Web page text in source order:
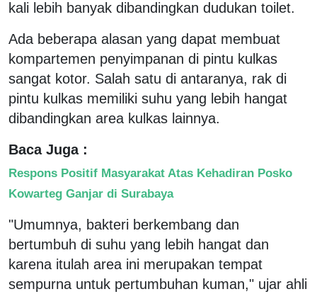
kali lebih banyak dibandingkan dudukan toilet.
Ada beberapa alasan yang dapat membuat
kompartemen penyimpanan di pintu kulkas
sangat kotor. Salah satu di antaranya, rak di
pintu kulkas memiliki suhu yang lebih hangat
dibandingkan area kulkas lainnya.
Baca Juga :
Respons Positif Masyarakat Atas Kehadiran Posko
Kowarteg Ganjar di Surabaya
"Umumnya, bakteri berkembang dan
bertumbuh di suhu yang lebih hangat dan
karena itulah area ini merupakan tempat
sempurna untuk pertumbuhan kuman," ujar ahli